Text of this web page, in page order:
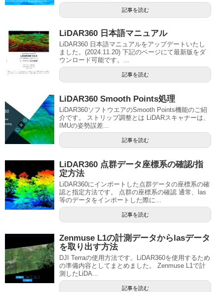
記事を読む
LiDAR360 日本語マニュアル
LiDAR360 日本語マニュアルをアップデートいたし
ました。(2024.11.20) 下記のページにて最新版をダ
ウンロード可能です。...
記事を読む
LiDAR360 Smooth Points処理
LiDAR360ソフトウエアのSmooth Points機能のご紹
介です。 ストリップ調整とは LiDARスキャナーは、
IMUの姿勢誤差...
記事を読む
LiDAR360 点群データ座標系の確認/指
定方法
LiDAR360にインポートした点群データの座標系の確
認と指定方法です。 点群の座標系の確認 通常、las
等のデータをインポートした際に...
記事を読む
Zenmuse L1の計測データからlasデータ
を取り出す方法
DJI Terraの使用方法です。LiDAR360を使用するため
の準備内容としてまとめました。 Zenmuse L1で計
測したLiDA...
記事を読む